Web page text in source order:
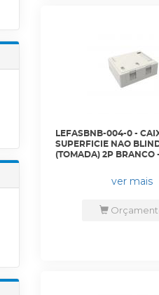
LEFASBNB-004-0 -
SUPERFICIE NAO
(TOMADA) 2P BRANCO
ver mais